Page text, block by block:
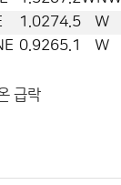
1.0274.5 W
0.9265.1 W
급락